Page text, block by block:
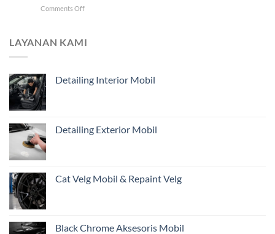
Graphene
Mana
Comments Offon
Kilap
Hujan
LAYANAN KAMI
Detailing Interior Mobil
Detailing Exterior Mobil
Cat Velg Mobil & Repaint Velg
Black Chrome Aksesoris Mobil